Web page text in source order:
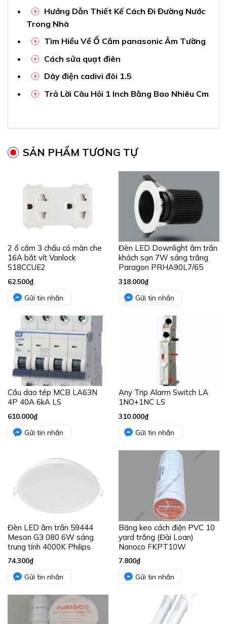
Hướng Dẫn Thiết Kế Cách Đi Đường Nước
Trong Nhà
Tìm Hiểu Về Ổ Cắm panasonic Âm Tường
Cách sửa quạt điên
Dây điện cadivi đôi 1.5
Trả Lời Câu Hỏi 1 Inch Bằng Bao Nhiêu Cm
SẢN PHẨM TƯƠNG TỰ
2 ổ cắm 3 chấu có màn che
16A bắt vít Vanlock
S18CCUE2
62.500₫
Gửi tin nhắn
Đèn LED Downlight âm trần
khách sạn 7W sáng trắng
Paragon PRHA90L7/65
318.000₫
Gửi tin nhắn
Cầu dao tép MCB LA63N
4P 40A 6kA LS
610.000₫
Gửi tin nhắn
Any Trip Alarm Switch LA
1NO+1NC LS
310.000₫
Gửi tin nhắn
Đèn LED âm trần 59444
Meson G3 080 6W sáng
trung tính 4000K Philips
74.300₫
Gửi tin nhắn
Băng keo cách điện PVC 10
yard trắng (Đài Loan)
Nanoco FKPT10W
7.800₫
Gửi tin nhắn